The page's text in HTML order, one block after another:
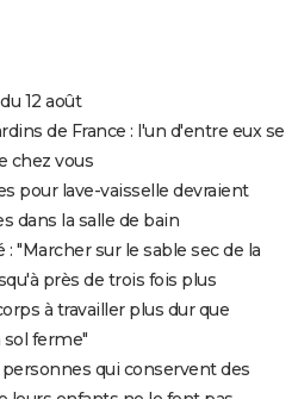
12 août
de France : l'un d'entre eux se
chez vous
pour lave-vaisselle devraient
dans la salle de bain
"Marcher sur le sable sec de la
près de trois fois plus
à travailler plus dur que
ferme"
qui conservent des